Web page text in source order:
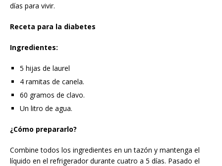
días para vivir.
Receta para la diabetes
Ingredientes:
5 hijas de laurel
4 ramitas de canela.
60 gramos de clavo.
Un litro de agua.
¿Cómo prepararlo?
Combine todos los ingredientes en un tazón y mantenga el
líquido en el refrigerador durante cuatro a 5 días. Pasado el